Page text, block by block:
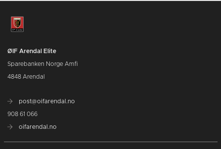
ØIF Arendal Elite
Sparebanken Norge Amfi
4848 Arendal
post@oifarendal.no
908 61 066
oifarendal.no